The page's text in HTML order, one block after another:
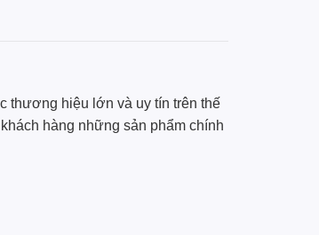
thương hiệu lớn và uy tín trên thế
hàng những sản phẩm chính